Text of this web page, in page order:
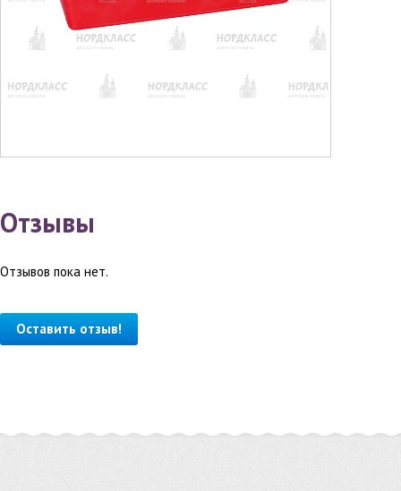
Отзывы
Отзывов пока нет.
Оставить отзыв!